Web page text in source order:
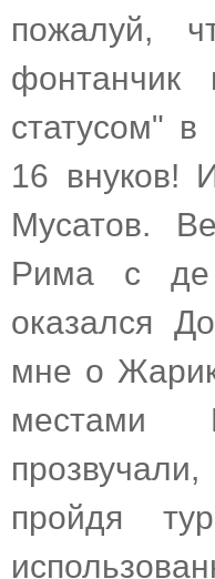
пожалуй,
статусом"
16 внуков!
Мусатов.
Рима с де
оказался
мне о
местами
пройдя